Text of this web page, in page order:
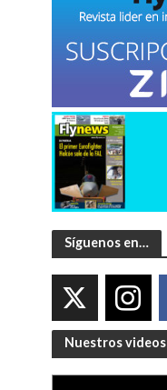
Síguenos en…
Nuestros videos